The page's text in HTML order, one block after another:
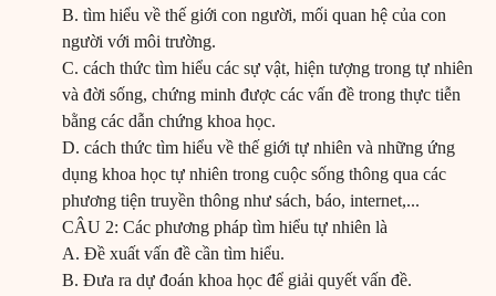
B. tìm hiểu về thế giới con người, mối quan hệ của con
người với môi trường.
C. cách thức tìm hiểu các sự vật, hiện tượng trong tự nhiên
và đời sống, chứng minh được các vấn đề trong thực tiễn
bằng các dẫn chứng khoa học.
D. cách thức tìm hiểu về thế giới tự nhiên và những ứng
dụng khoa học tự nhiên trong cuộc sống thông qua các
phương tiện truyền thông như sách, báo, internet,...
CÂU 2: Các phương pháp tìm hiểu tự nhiên là
A. Đề xuất vấn đề cần tìm hiểu.
B. Đưa ra dự đoán khoa học để giải quyết vấn đề.